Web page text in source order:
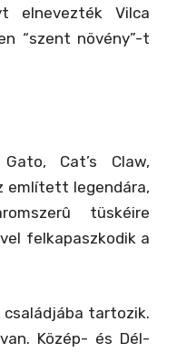
elnevezték Vilca
“szent növény”-t
Cat’s Claw,
említett legendára,
tüskéire
felkapaszkodik a
családjába tartozik.
Közép- és Dél-